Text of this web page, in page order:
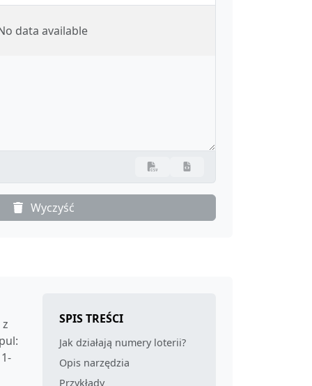
data available
Wyczyść
SPIS TREŚCI
Jak działają numery loterii?
Opis narzędzia
Przykłady